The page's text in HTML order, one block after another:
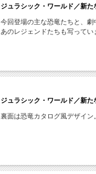
ジュラシック・ワールド／新
今回登場の主な恐竜たちと、劇
あのレジェンドたちも写ってい
ジュラシック・ワールド／新
裏面は恐竜カタログ風デザイン。